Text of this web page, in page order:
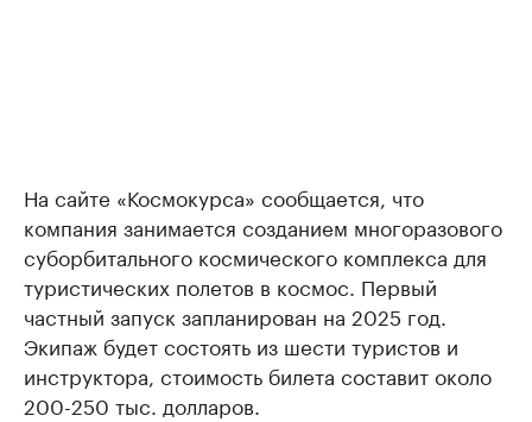
На сайте «Космокурса» сообщается, что
компания занимается созданием многоразового
суборбитального космического комплекса для
туристических полетов в космос. Первый
частный запуск запланирован на 2025 год.
Экипаж будет состоять из шести туристов и
инструктора, стоимость билета составит около
200-250 тыс. долларов.